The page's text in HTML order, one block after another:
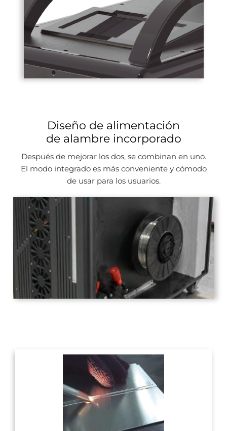
Diseño de alimentación
de alambre incorporado
Después de mejorar los dos, se combinan en uno.
El modo integrado es más conveniente y cómodo
de usar para los usuarios.